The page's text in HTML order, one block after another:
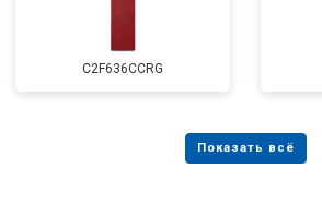
C2F636CCRG